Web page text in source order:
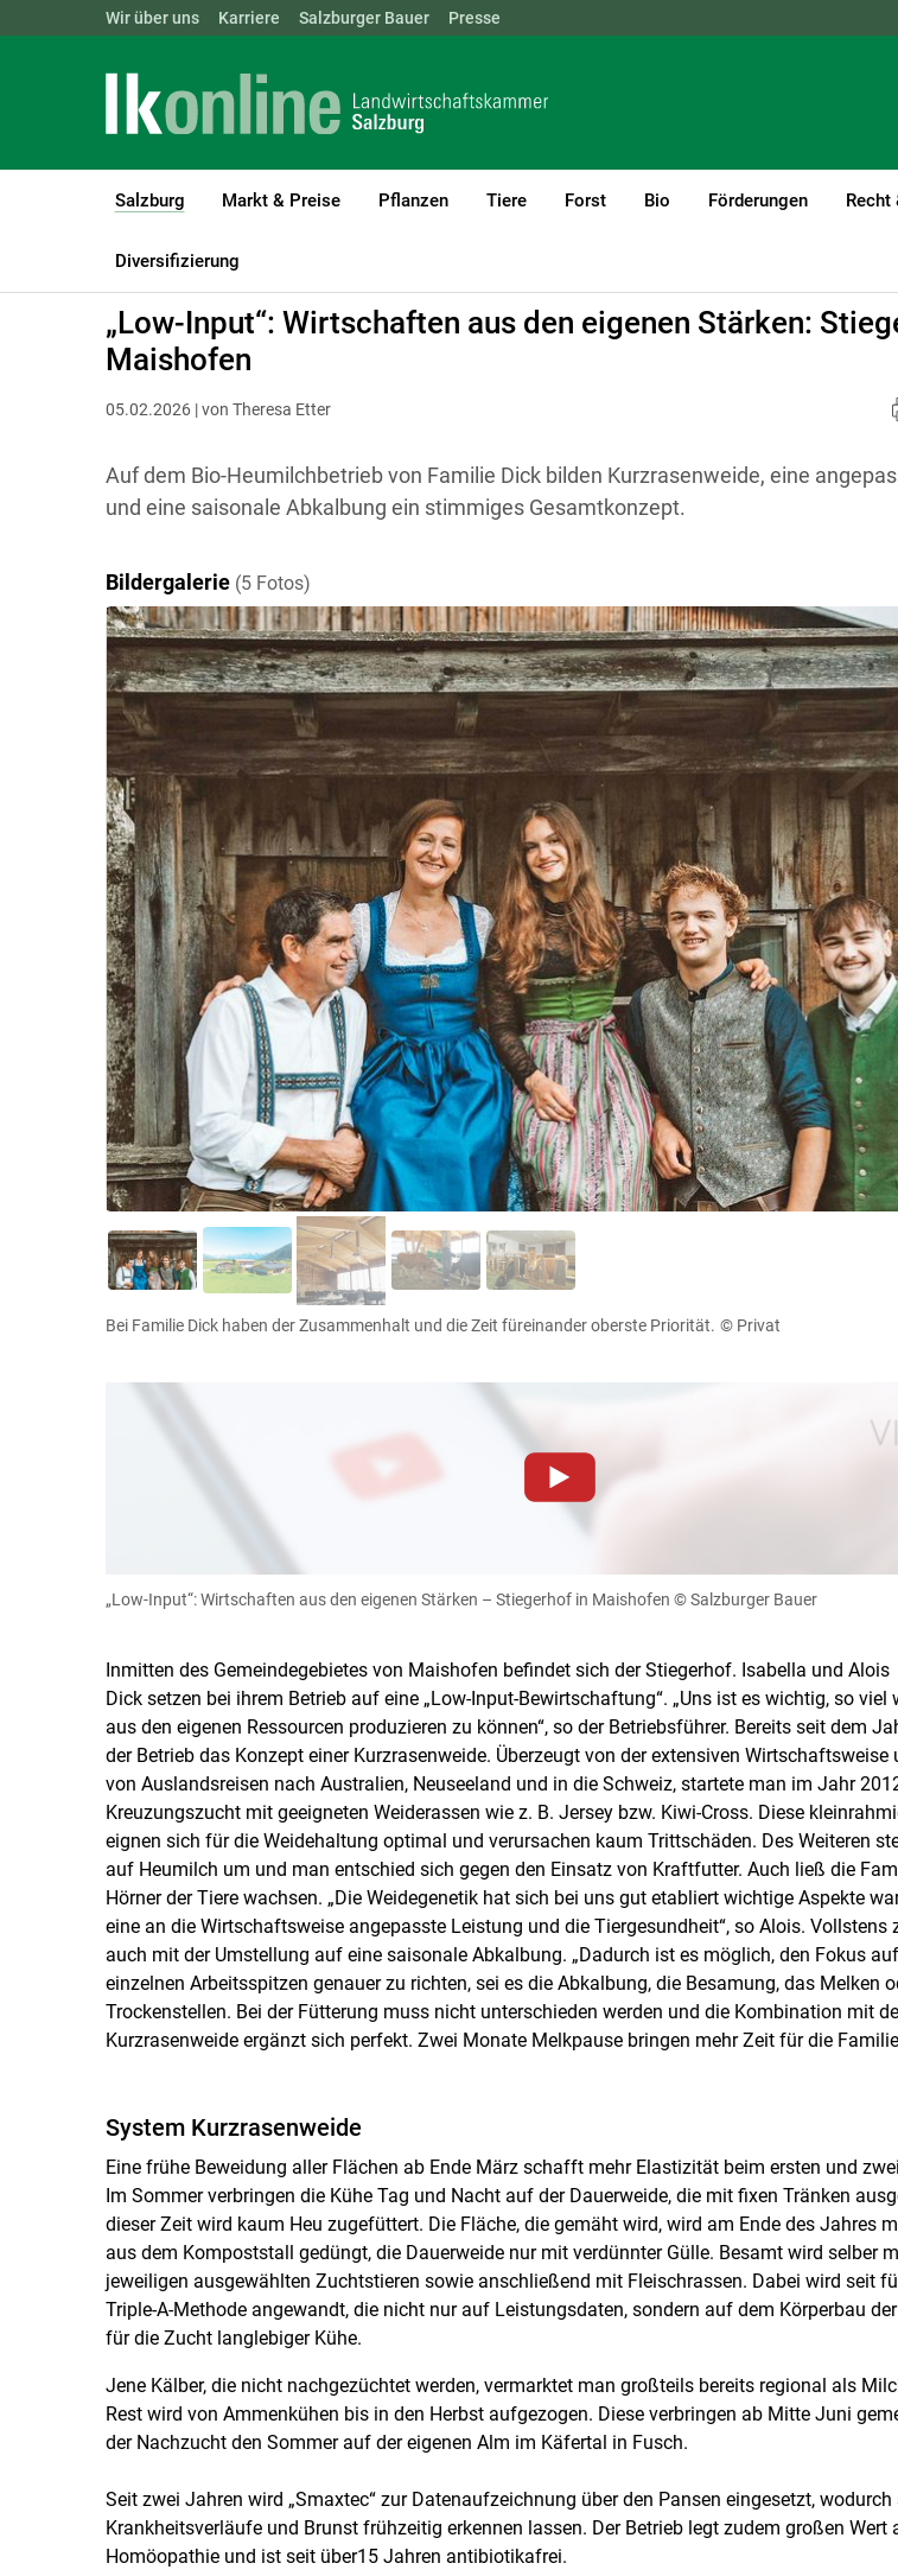
Skip to main content
Landwirtschaftskammern: ÖSTERREICH BGLD KTN
Wir über uns Karriere Salzburger Bauer Presse
Salzburg
(current)1
Markt & Preise Pflanzen Tiere Forst Bio Förderungen Recht
Diversifizierung
LK Salzburg Salzburg
„Low-Input“: Wirtschaften aus den eigenen Stärken:
Maishofen
05.02.2026 | von Theresa Etter
Auf dem Bio-Heumilchbetrieb von Familie Dick bilden Kurzrasenweide, eine
und eine saisonale Abkalbung ein stimmiges Gesamtkonzept.
Bildergalerie (5 Fotos)
Bei Familie Dick haben der Zusammenhalt und die Zeit füreinander oberste Priorität. © Privat
Zum Abspielen von YouTube-Videos auf dieser Website müssen Cookies gesetzt
diese Website in den Cookie-Einstellungen jederzeit einsehen und korrigieren
„Low-Input“: Wirtschaften aus den eigenen Stärken – Stiegerhof in Maishofen © Salzburger Bauer
Inmitten des Gemeindegebietes von Maishofen befindet sich der Stiegerhof. Isabella und Alois
Dick setzen bei ihrem Betrieb auf eine „Low-Input-Bewirtschaftung“. „Uns ist es wichtig, so viel
aus den eigenen Ressourcen produzieren zu können“, so der Betriebsführer. Bereits seit dem
der Betrieb das Konzept einer Kurzrasenweide. Überzeugt von der extensiven Wirtschaftsweise
von Auslandsreisen nach Australien, Neuseeland und in die Schweiz, startete man im Jahr
Kreuzungszucht mit geeigneten Weiderassen wie z. B. Jersey bzw. Kiwi-Cross. Diese
eignen sich für die Weidehaltung optimal und verursachen kaum Trittschäden. Des Weiteren
auf Heumilch um und man entschied sich gegen den Einsatz von Kraftfutter. Auch ließ die
Hörner der Tiere wachsen. „Die Weidegenetik hat sich bei uns gut etabliert wichtige Aspekte
eine an die Wirtschaftsweise angepasste Leistung und die Tiergesundheit“, so Alois. Vollstens
auch mit der Umstellung auf eine saisonale Abkalbung. „Dadurch ist es möglich, den Fokus
einzelnen Arbeitsspitzen genauer zu richten, sei es die Abkalbung, die Besamung, das Melken
Trockenstellen. Bei der Fütterung muss nicht unterschieden werden und die Kombination mit
Kurzrasenweide ergänzt sich perfekt. Zwei Monate Melkpause bringen mehr Zeit für die
System Kurzrasenweide
Eine frühe Beweidung aller Flächen ab Ende März schafft mehr Elastizität beim ersten und
Im Sommer verbringen die Kühe Tag und Nacht auf der Dauerweide, die mit fixen Tränken
dieser Zeit wird kaum Heu zugefüttert. Die Fläche, die gemäht wird, wird am Ende des Jahres
aus dem Kompoststall gedüngt, die Dauerweide nur mit verdünnter Gülle. Besamt wird selber
jeweiligen ausgewählten Zuchtstieren sowie anschließend mit Fleischrassen. Dabei wird seit
Triple-A-Methode angewandt, die nicht nur auf Leistungsdaten, sondern auf dem Körperbau
für die Zucht langlebiger Kühe.
Jene Kälber, die nicht nachgezüchtet werden, vermarktet man großteils bereits regional als
Rest wird von Ammenkühen bis in den Herbst aufgezogen. Diese verbringen ab Mitte Juni
der Nachzucht den Sommer auf der eigenen Alm im Käfertal in Fusch.
Seit zwei Jahren wird „Smaxtec“ zur Datenaufzeichnung über den Pansen eingesetzt, wodurch
Krankheitsverläufe und Brunst frühzeitig erkennen lassen. Der Betrieb legt zudem großen Wert
Homöopathie und ist seit über15 Jahren antibiotikafrei.